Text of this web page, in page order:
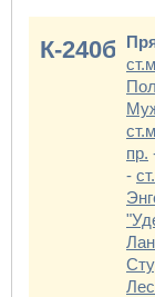
К-240б
пр.
-